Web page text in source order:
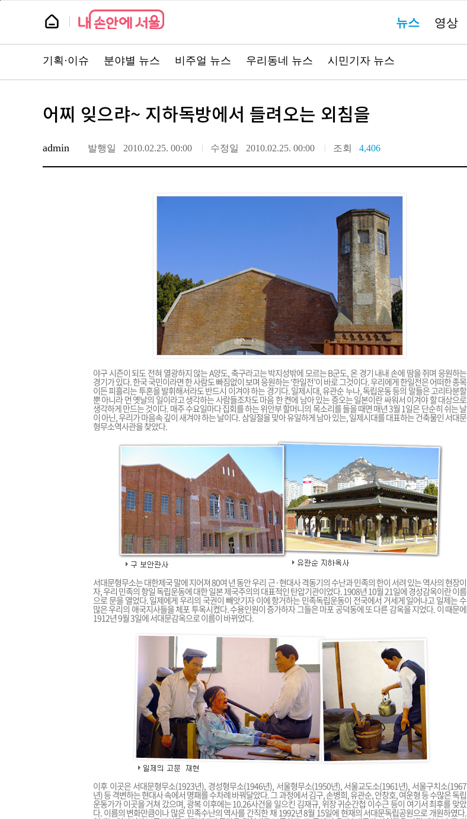
기
뉴
스
룸
스
로
가
뉴스 영상
스
주
서
로
가
기획·이슈 분야별 뉴스 비주얼 뉴스 우리동네 뉴스 시민기자 뉴스
어찌 잊으랴~ 지하독방에서 들려오는 외침을
admin 발행일 2010.02.25. 00:00 수정일 2010.02.25. 00:00 조회 4,406
야구 시즌이 되도 전혀 열광하지 않는 A양도, 축구라고는 박지성밖에 모르는 B군도, 온 경기 내내 손에 땀을 쥐며 응원하는
경기가 있다. 한국 국민이라면 한 사람도 빠짐없이 보며 응원하는 ‘한일전’이 바로 그것이다. 우리에게 한일전은 어떠한 종목
이든 피흘리는 투혼을 발휘해서라도 반드시 이겨야 하는 경기다. 일제시대, 유관순 누나, 독립운동 등의 말들은 고리타분할
뿐 아니라 먼 옛날의 일이라고 생각하는 사람들조차도 마음 한 켠에 남아 있는 증오는 일본이란 싸워서 이겨야 할 대상으로
생각하게 만드는 것이다. 매주 수요일마다 집회를 하는 위안부 할머니의 목소리를 들을 때면 매년 3월 1일은 단순히 쉬는 날
이 아닌, 우리가 마음속 깊이 새겨야 하는 날이다. 삼일절을 맞아 유일하게 남아 있는, 일제시대를 대표하는 건축물인 서대문
형무소역사관을 찾았다.
서대문형무소는 대한제국 말에 지어져 80여 년 동안 우리 근·현대사 격동기의 수난과 민족의 한이 서려 있는 역사의 현장이
자, 우리 민족의 항일 독립운동에 대한 일본 제국주의의 대표적인 탄압기관이었다. 1908년 10월 21일에 경성감옥이란 이름
으로 문을 열었다. 일제에게 우리의 국권이 빼앗기자 이에 항거하는 민족독립운동이 전국에서 거세게 일어나고 일제는 수
많은 우리의 애국지사들을 체포 투옥시켰다. 수용인원이 증가하자 그들은 마포 공덕동에 또 다른 감옥을 지었다. 이 때문에
1912년 9월 3일에 서대문감옥으로 이름이 바뀌었다.
이후 이곳은 서대문형무소(1923년), 경성형무소(1946년), 서울형무소(1950년), 서울교도소(1961년), 서울구치소(1967
년) 등 격변하는 현대사 속에서 명패를 수차례 바꿔달았다. 그 과정에서 김구, 손병희, 유관순, 안창호, 여운형 등 수많은 독립
운동가가 이곳을 거쳐 갔으며, 광복 이후에는 10.26사건을 일으킨 김재규, 위장 귀순간첩 이수근 등이 여기서 최후를 맞았
다. 이름의 변화만큼이나 많은 민족수난의 역사를 간직한 채 1992년 8월 15일에 현재의 서대문독립공원으로 개원하였다.
으